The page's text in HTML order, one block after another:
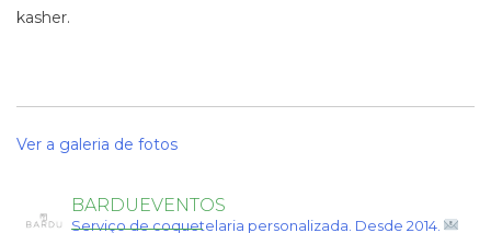
kasher.
Ver a galeria de fotos
BARDUEVENTOS
Serviço de coquetelaria personalizada. Desde 2014.